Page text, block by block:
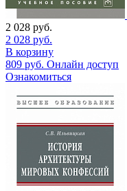
2 028 руб.
2 028 руб.
В корзину
809 руб. Онлайн доступ
Ознакомиться